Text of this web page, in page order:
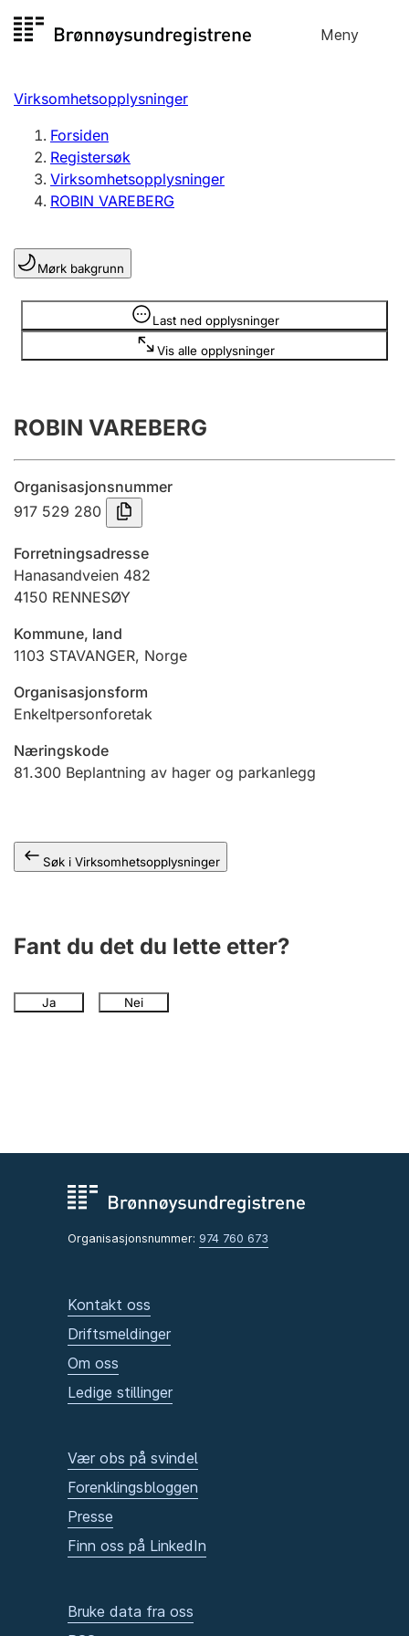
til
Meny
Registersøk
Aksjeselskap
Enkeltpersonforetak
Registrere, endre, slette
Lag og forening
Registrere, endre, slette
Årsregnskap
Innsending og forsinkelsesgebyr
Tinglysing
Jeger
Ektepaktveileder
Offentlig sektor
Virksomhetsopplysninger
Forsiden
Registersøk
Virksomhetsopplysninger
ROBIN VAREBERG
Mørk bakgrunn
Last ned opplysninger
Vis alle opplysninger
Opplysninger er skjult
ROBIN VAREBERG
Organisasjonsnummer
917 529 280
Forretningsadresse
Hanasandveien 482
4150 RENNESØY
Kommune, land
1103 STAVANGER, Norge
Organisasjonsform
Enkeltpersonforetak
Næringskode
81.300 Beplantning av hager og parkanlegg
Søk i Virksomhetsopplysninger
Fant du det du lette etter?
Ja Nei
Organisasjonsnummer: 974 760 673
Kontakt oss
Driftsmeldinger
Om oss
Ledige stillinger
Vær obs på svindel
Forenklingsbloggen
Presse
Finn oss på LinkedIn
Bruke data fra oss